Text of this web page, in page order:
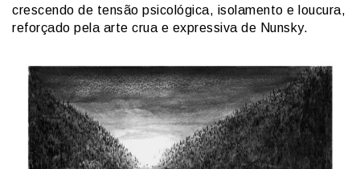
crescendo de tensão psicológica, isolamento e loucura,
reforçado pela arte crua e expressiva de Nunsky.